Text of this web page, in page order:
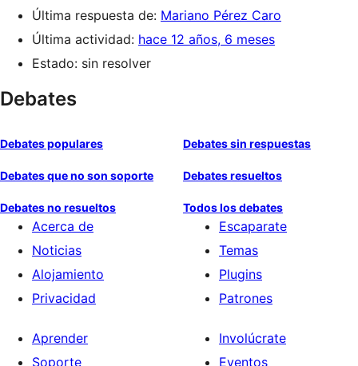
Última respuesta de: Mariano Pérez Caro
Última actividad: hace 12 años, 6 meses
Estado: sin resolver
Debates
Debates populares Debates sin respuestas
Debates que no son soporte Debates resueltos
Debates no resueltos Todos los debates
Acerca de
Noticias
Alojamiento
Privacidad
Escaparate
Temas
Plugins
Patrones
Aprender
Soporte
Involúcrate
Eventos